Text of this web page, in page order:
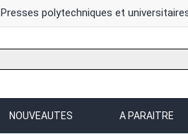
Presses polytechniques et
sur
site
NOUVEAUTES A PARAITRE